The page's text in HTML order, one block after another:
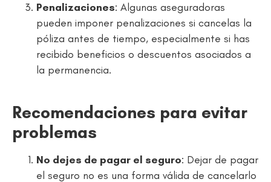
Penalizaciones: Algunas aseguradoras
pueden imponer penalizaciones si cancelas la
póliza antes de tiempo, especialmente si has
recibido beneficios o descuentos asociados a
la permanencia.
Recomendaciones para evitar
problemas
No dejes de pagar el seguro: Dejar de pagar
el seguro no es una forma válida de cancelarlo